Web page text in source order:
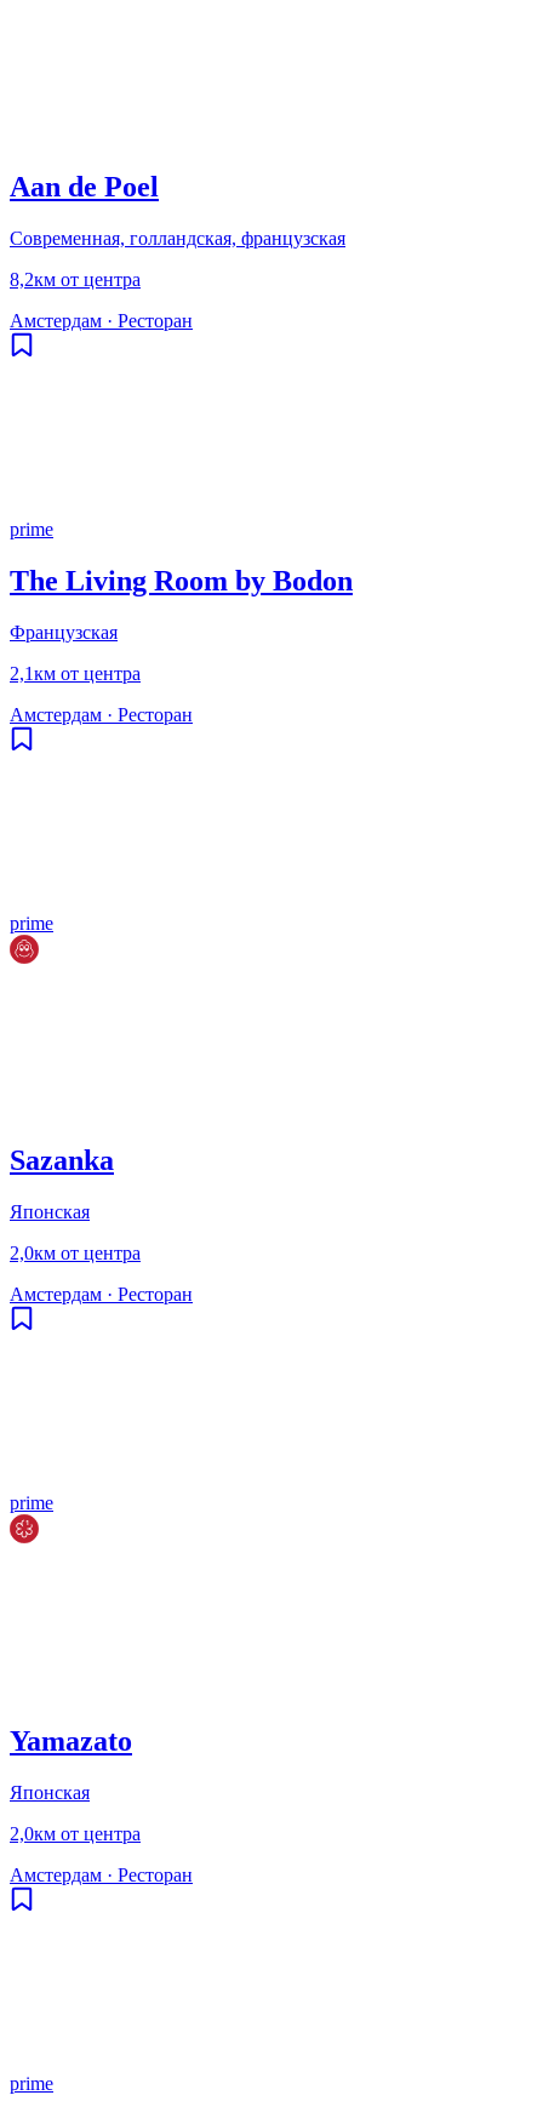
Aan de Poel
Современная, голландская, французская
8,2км от центра
Амстердам · Ресторан
prime
The Living Room by Bodon
Французская
2,1км от центра
Амстердам · Ресторан
prime
Sazanka
Японская
2,0км от центра
Амстердам · Ресторан
prime
Yamazato
Японская
2,0км от центра
Амстердам · Ресторан
prime